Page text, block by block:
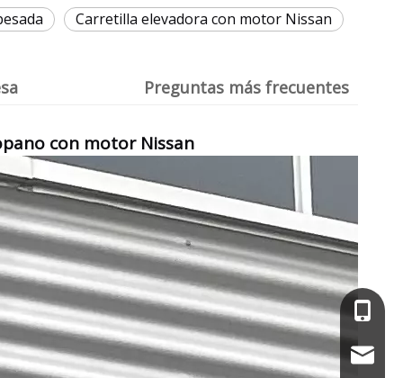
Carretilla elevadora con motor Nissan
Preguntas más frecuentes
con motor Nissan
+86-